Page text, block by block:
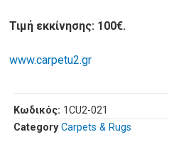
Τιμή εκκίνησης: 100€.
www.carpetu2.gr
Κωδικός: 1CU2-021
Category Carpets & Rugs